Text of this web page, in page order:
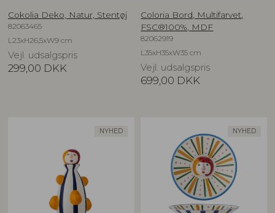
Cokolia Deko, Natur, Stentøj
82063465
L23xH26,5xW9 cm
Vejl. udsalgspris
299,00 DKK
Coloria Bord, Multifarvet,
FSC®100%, MDF
82062919
L35xH35xW35 cm
Vejl. udsalgspris
699,00 DKK
NYHED NYHED